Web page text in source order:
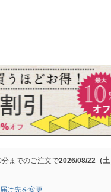
分までのご注文で2026/08/22（土
け先を変更